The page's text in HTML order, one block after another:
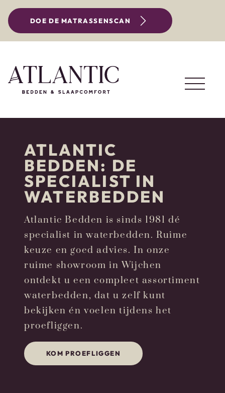
DOE DE MATRASSENSCAN
ATLANTIC
BEDDEN: DE
SPECIALIST IN
WATERBEDDEN
Atlantic Bedden is sinds 1981 dé
specialist in waterbedden. Ruime
keuze en goed advies. In onze
ruime showroom in Wijchen
ontdekt u een compleet assortiment
waterbedden, dat u zelf kunt
bekijken én voelen tijdens het
proefliggen.
KOM PROEFLIGGEN